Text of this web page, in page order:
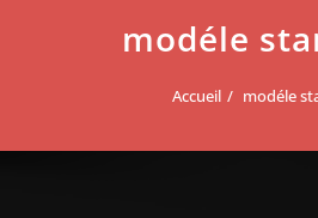
modéle
Accueil modéle